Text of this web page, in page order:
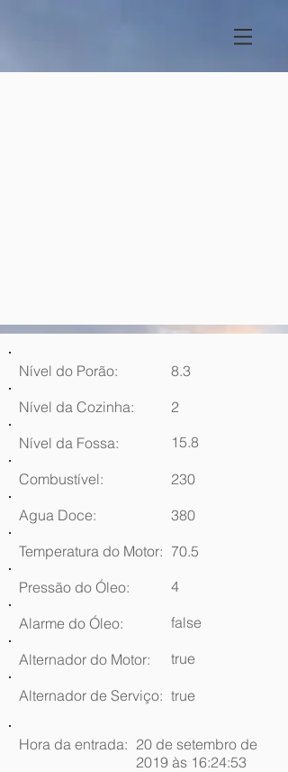
Nível do Porão:
8.3
Nível da Cozinha:
2
Nível da Fossa:
15.8
Combustível:
230
Agua Doce:
380
Temperatura do Motor: 70.5
Pressão do Óleo:
4
Alarme do Óleo: false
Alternador do Motor: true
Alternador de Serviço: true
Hora da entrada: 20 de setembro de
2019 às 16:24:53